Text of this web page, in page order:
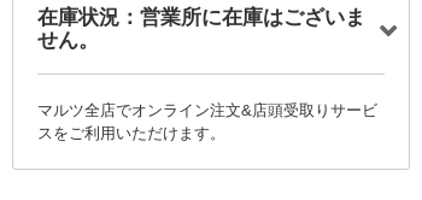
在庫状況：営業所に在庫はございま
せん。
マルツ全店でオンライン注文&店頭受取りサービ
スをご利用いただけます。